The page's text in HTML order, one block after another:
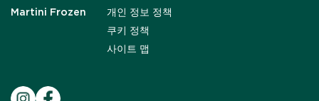
Martini Frozen
개인 정보 정책
쿠키 정책
사이트 맵